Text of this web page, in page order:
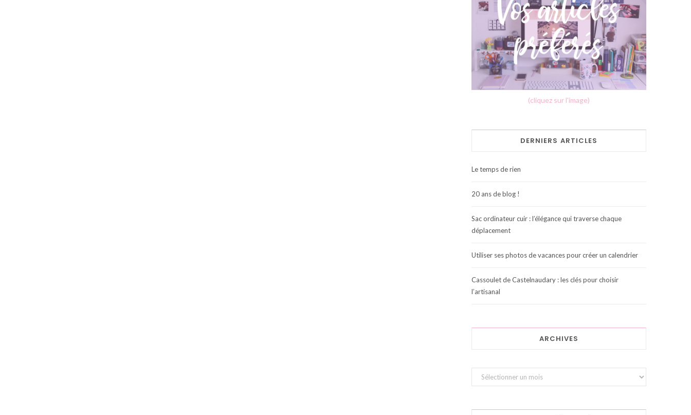
(cliquez sur l'image)
DERNIERS ARTICLES
Le temps de rien
20 ans de blog !
Sac ordinateur cuir : l’élégance qui traverse chaque
déplacement
Utiliser ses photos de vacances pour créer un calendrier
Cassoulet de Castelnaudary : les clés pour choisir
l’artisanal
ARCHIVES
Archives